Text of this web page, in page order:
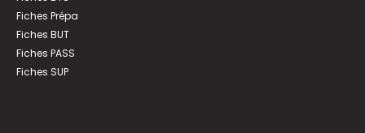
Fiches Prépa
Fiches BUT
Fiches PASS
Fiches SUP